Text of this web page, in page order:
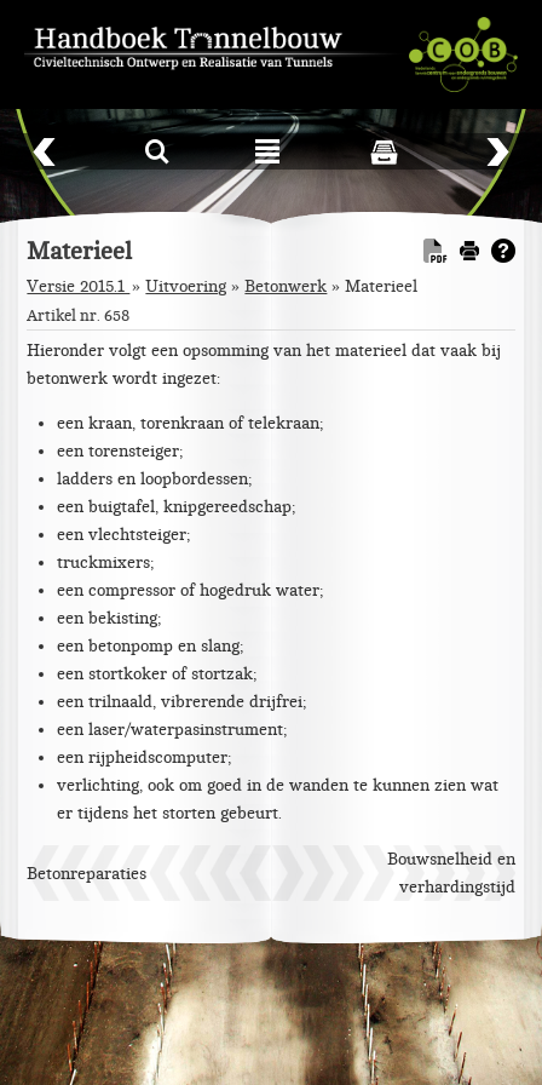
L ²
Materieel
Versie 2015.1 Uitvoering »Betonwerk »Materieel
Artikel nr. 658
Hieronder volgt een opsomming van het materieel dat vaak bij
betonwerk wordt ingezet:
een kraan, torenkraan of telekraan;
een torensteiger;
ladders en loopbordessen;
een buigtafel, knipgereedschap;
een vlechtsteiger;
truckmixers;
een compressor of hogedruk water;
een bekisting;
een betonpomp en slang;
een stortkoker of stortzak;
een trilnaald, vibrerende drijfrei;
een laser/waterpasinstrument;
een rijpheidscomputer;
verlichting, ook om goed in de wanden te kunnen zien wat
er tijdens het storten gebeurt.
Betonreparaties
Bouwsnelheid en
verhardingstijd